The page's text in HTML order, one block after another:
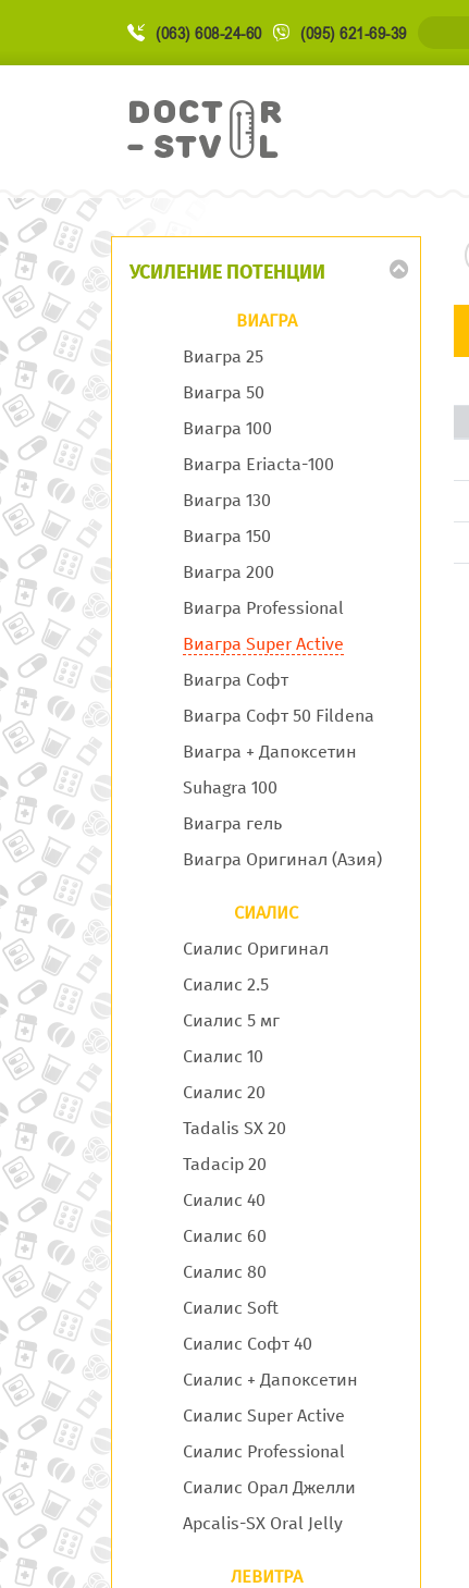
(063) 608-24-60 (095) 621-69-39
УСИЛЕНИЕ ПОТЕНЦИИ
ВИАГРА
Виагра 25
Виагра 50
Виагра 100
Виагра Eriacta-100
Виагра 130
Виагра 150
Виагра 200
Виагра Professional
Виагра Super Active
Виагра Софт
Виагра Софт 50 Fildena
Виагра + Дапоксетин
Suhagra 100
Виагра гель
Виагра Оригинал (Азия)
СИАЛИС
Сиалис Оригинал
Сиалис 2.5
Сиалис 5 мг
Сиалис 10
Сиалис 20
Tadalis SX 20
Tadacip 20
Сиалис 40
Сиалис 60
Сиалис 80
Сиалис Soft
Сиалис Софт 40
Сиалис + Дапоксетин
Сиалис Super Active
Сиалис Professional
Сиалис Орал Джелли
Apcalis-SX Oral Jelly
ЛЕВИТРА